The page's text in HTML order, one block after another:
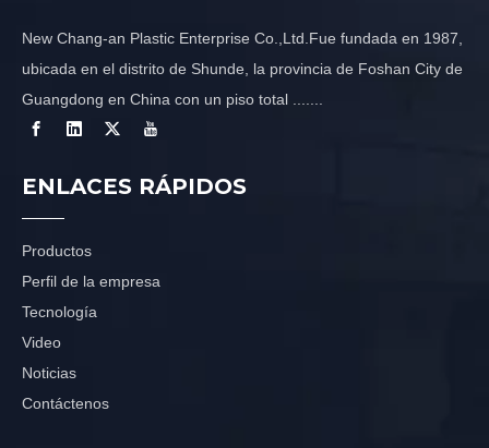
New Chang-an Plastic Enterprise Co.,Ltd.Fue fundada en 1987,
ubicada en el distrito de Shunde, la provincia de Foshan City de
Guangdong en China con un piso total .......
ENLACES RÁPIDOS
Productos
Perfil de la empresa
Tecnología
Video
Noticias
Contáctenos